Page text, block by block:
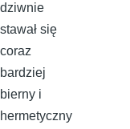
dziwnie
stawał się
coraz
bardziej
bierny i
hermetyczny